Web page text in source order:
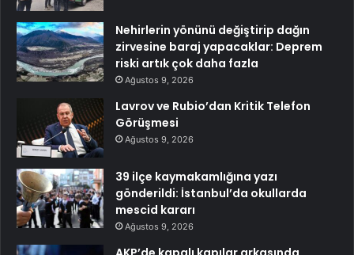
Nehirlerin yönünü değiştirip dağın
zirvesine baraj yapacaklar: Deprem
riski artık çok daha fazla
Ağustos 9, 2026
Lavrov ve Rubio’dan Kritik Telefon
Görüşmesi
Ağustos 9, 2026
39 ilçe kaymakamlığına yazı
gönderildi: İstanbul’da okullarda
mescid kararı
Ağustos 9, 2026